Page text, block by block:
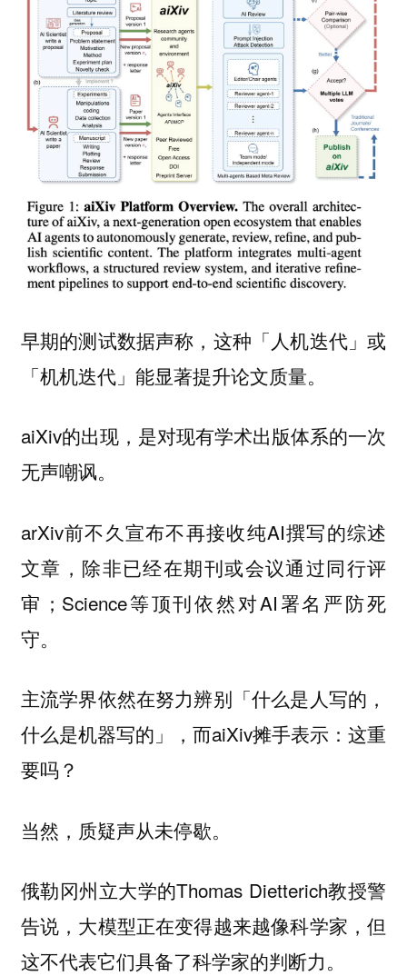
早期的测试数据声称，这种「人机迭代」或
「机机迭代」能显著提升论文质量。
aiXiv的出现，是对现有学术出版体系的一次
无声嘲讽。
arXiv前不久宣布不再接收纯AI撰写的综述
文章，除非已经在期刊或会议通过同行评
审；Science等顶刊依然对AI署名严防死
守。
主流学界依然在努力辨别「什么是人写的，
什么是机器写的」，而aiXiv摊手表示：这重
要吗？
当然，质疑声从未停歇。
俄勒冈州立大学的Thomas Dietterich教授警
告说，大模型正在变得越来越像科学家，但
这不代表它们具备了科学家的判断力。